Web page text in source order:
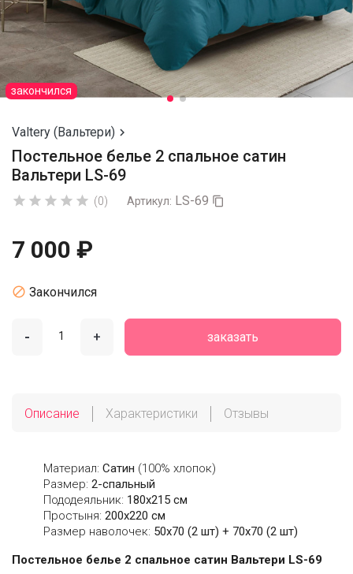
закончился
Valtery (Вальтери) 
Постельное белье 2 спальное сатин
Вальтери LS-69
     (0) Артикул: LS-69 
7 000 ₽
 Закончился
- + заказать
Описание Характеристики Отзывы
Материал: Сатин (100% хлопок)
Размер: 2-спальный
Пододеяльник: 180х215 см
Простыня: 200х220 см
Размер наволочек: 50x70 (2 шт) + 70x70 (2 шт)
Постельное белье 2 спальное сатин Вальтери LS-69